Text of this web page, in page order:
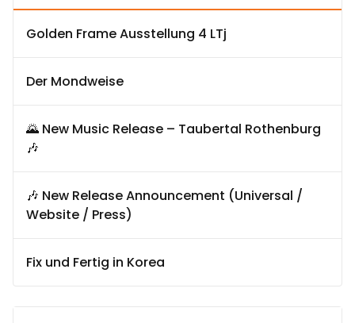
Golden Frame Ausstellung 4 LTj
Der Mondweise
🌄 New Music Release – Taubertal Rothenburg
🎶
🎶 New Release Announcement (Universal /
Website / Press)
Fix und Fertig in Korea